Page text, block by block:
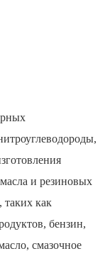
и резиновых
таких как
бензин,
смазочное